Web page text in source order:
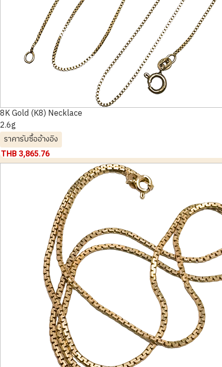
8K Gold (K8) Necklace
2.6g
ราคารับซื้ออ้างอิง
THB 3,865.76